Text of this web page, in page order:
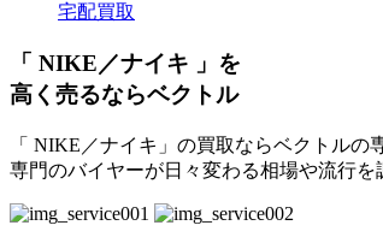
宅配買取
「 NIKE／ナイキ 」を
高く売るならベクトル
「 NIKE／ナイキ」の買取ならベクトルの
専門のバイヤーが日々変わる相場や流行